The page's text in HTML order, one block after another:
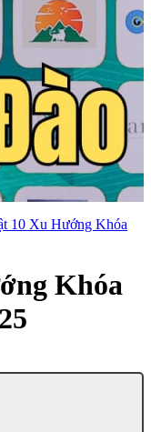
10 Xu Hướng Khóa
Khóa